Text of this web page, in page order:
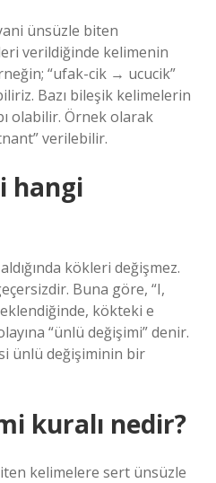
ünsüzle biten
verildiğinde kelimenin
“ufak-cik → ucucik”
Bazı bileşik kelimelerin
olabilir. Örnek olarak
verilebilir.
hangi
kökleri değişmez.
Buna göre, “I,
kökteki e
“ünlü değişimi” denir.
ünlü değişiminin bir
kuralı nedir?
kelimelere sert ünsüzle